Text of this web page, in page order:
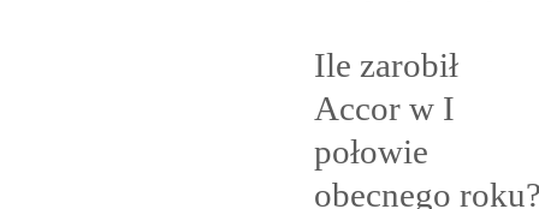
Ile zarobił
Accor w I
połowie
obecnego